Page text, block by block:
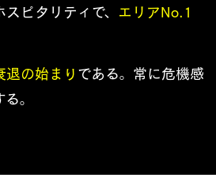
ピタリティで、
エリアNo.1
退の始まり である。常に危機感
。